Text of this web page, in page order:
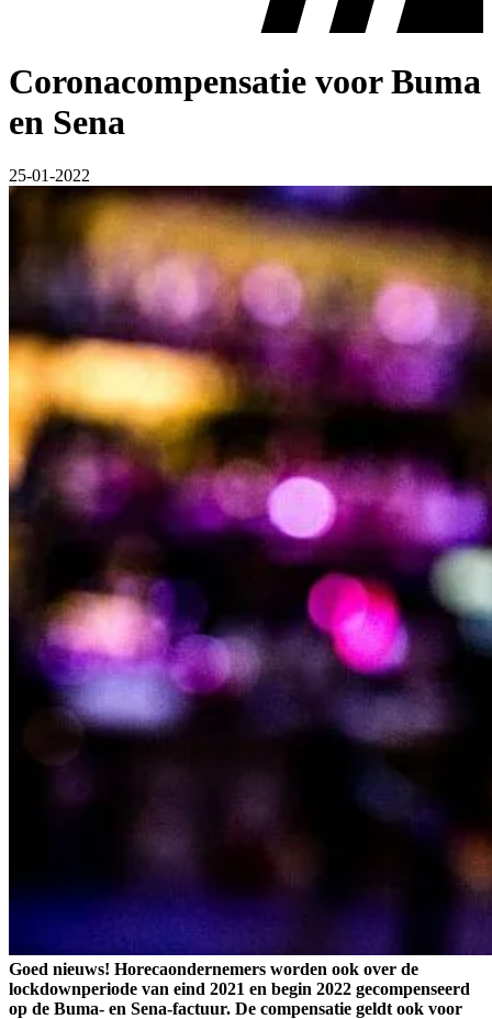
Coronacompensatie voor Buma
en Sena
25-01-2022
Goed nieuws! Horecaondernemers worden ook over de
lockdownperiode van eind 2021 en begin 2022 gecompenseerd
op de Buma- en Sena-factuur. De compensatie geldt ook voor